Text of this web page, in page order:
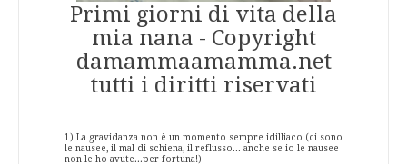
Primi giorni di vita della
mia nana - Copyright
damammaamamma.net
tutti i diritti riservati
1) La gravidanza non è un momento sempre idilliaco (ci sono
le nausee, il mal di schiena, il reflusso... anche se io le nausee
non le ho avute...per fortuna!)